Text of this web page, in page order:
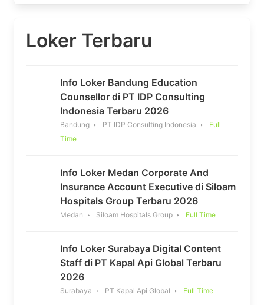
Loker Terbaru
Info Loker Bandung Education
Counsellor di PT IDP Consulting
Indonesia Terbaru 2026
Bandung PT IDP Consulting Indonesia
Full
Time
Info Loker Medan Corporate And
Insurance Account Executive di Siloam
Hospitals Group Terbaru 2026
Medan Siloam Hospitals Group Full Time
Info Loker Surabaya Digital Content
Staff di PT Kapal Api Global Terbaru
2026
Surabaya PT Kapal Api Global Full Time